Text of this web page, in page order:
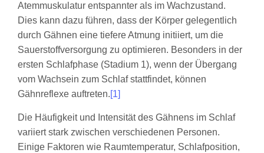
Atemmuskulatur entspannter als im Wachzustand.
Dies kann dazu führen, dass der Körper gelegentlich
durch Gähnen eine tiefere Atmung initiiert, um die
Sauerstoffversorgung zu optimieren. Besonders in der
ersten Schlafphase (Stadium 1), wenn der Übergang
vom Wachsein zum Schlaf stattfindet, können
Gähnreflexe auftreten.[1]
Die Häufigkeit und Intensität des Gähnens im Schlaf
variiert stark zwischen verschiedenen Personen.
Einige Faktoren wie Raumtemperatur, Schlafposition,